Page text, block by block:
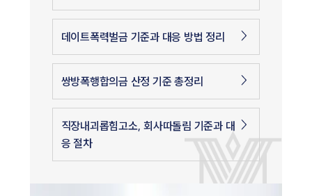
데이트폭력벌금 기준과 대응 방법 정리
쌍방폭행합의금 산정 기준 총정리
직장내괴롭힘고소, 회사따돌림 기준과 대
응 절차